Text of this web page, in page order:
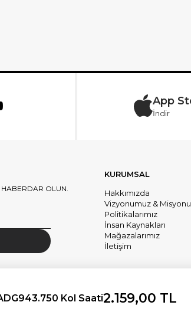
App
İndir
OLUN.
58
KURUMSAL
Hakkımızda
Vizyonumuz &
Politikalarımız
İnsan Kaynakları
Mağazalarımız
İletişim
Kol Saati2.159,00 TL